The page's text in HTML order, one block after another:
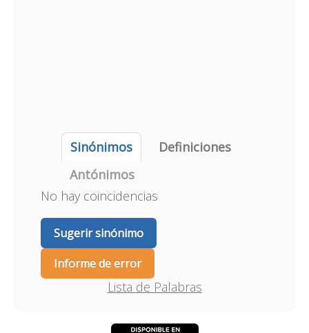
Sinónimos
Definiciones
Antónimos
No hay coincidencias
Sugerir sinónimo
Informe de error
Lista de Palabras